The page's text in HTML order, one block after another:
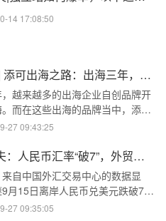
14 17:08:50
何孔 | 添可出海之路：出海三年，就卖出51亿？
越来越多的出海企业自创品牌开
而在这些出海的品牌当中，添可
新兴品牌，仅用了3年时间，就
的因素，如何在全球各种强品牌
袭？添可算是做到了，但它是怎
呢？今天我们就来一探究竟。
27 09:43:25
小渔夫：人民币汇率“破7”，外贸人的机会在哪里？
自中国外汇交易中心的数据显
月15日离岸人民币兑美元跌破7.0
9月16日，在岸人民币兑美元亦
27 09:35:05